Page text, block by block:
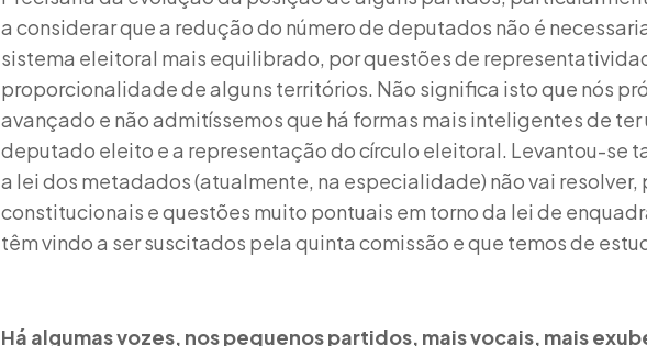
a considerar que a redução do número de deputados não é
sistema eleitoral mais equilibrado, por questões de
proporcionalidade de alguns territórios. Não significa isto que nós
avançado e não admitíssemos que há formas mais inteligentes de
deputado eleito e a representação do círculo eleitoral. Levantou-se
a lei dos metadados (atualmente, na especialidade) não vai resolver,
constitucionais e questões muito pontuais em torno da lei de
têm vindo a ser suscitados pela quinta comissão e que temos de
Há algumas vozes, nos pequenos partidos, mais vocais, mais